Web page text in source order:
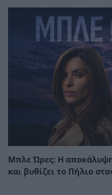
Μπλε Ώρες: Η
και βυθίζει το Πήλιο